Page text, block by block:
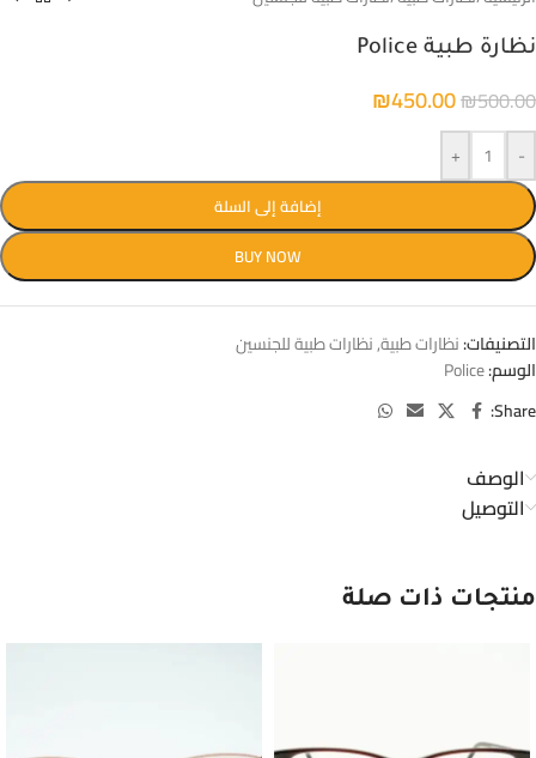
نظارة طبية Police
₪500.00
₪450.00
-
+
إضافة إلى السلة
BUY NOW
التصنيفات:نظارات طبية,نظارات طبية للجنسين
الوسم:Police
Share:
الوصف
التوصيل
منتجات ذات صلة